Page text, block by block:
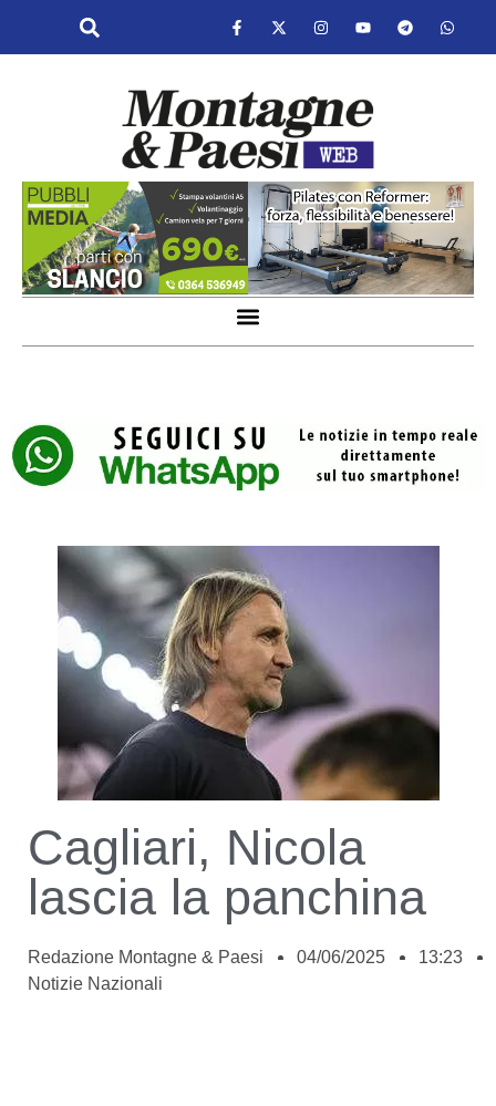
Cagliari, Nicola
lascia la panchina
Redazione Montagne & Paesi 04/06/2025
13:23
Notizie Nazionali